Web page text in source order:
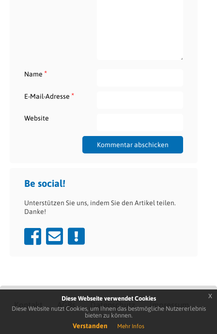
Name *
E-Mail-Adresse *
Website
Be social!
Unterstützen Sie uns, indem Sie den Artikel teilen.
Danke!
Kontakt AGBs Datenschutz Impressum
Diese Webseite verwendet Cookies
Diese Website nutzt Cookies, um Ihnen das bestmögliche Nutzererlebnis
bieten zu können.
Verstanden Mehr Infos
x